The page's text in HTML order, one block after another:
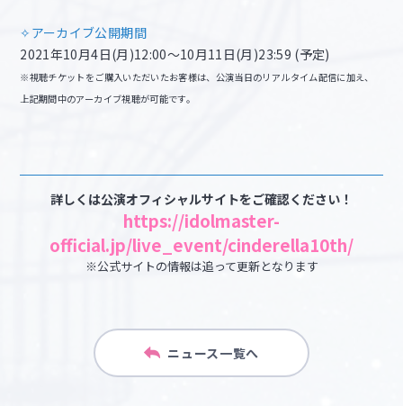
✧アーカイブ公開期間
2021年10月4日(月)12:00〜10月11日(月)23:59 (予定)
※視聴チケットをご購入いただいたお客様は、公演当日のリアルタイム配信に加え、
上記期間中のアーカイブ視聴が可能です。
詳しくは公演オフィシャルサイトをご確認ください！
https://idolmaster-
official.jp/live_event/cinderella10th/
※公式サイトの情報は追って更新となります
ニュース一覧へ